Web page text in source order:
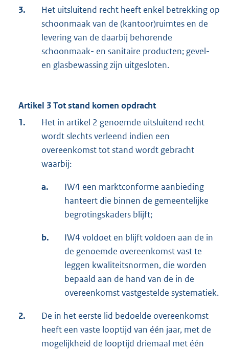
3.
Het uitsluitend recht heeft enkel betrekking op
schoonmaak van de (kantoor)ruimtes en de
levering van de daarbij behorende
schoonmaak- en sanitaire producten; gevel-
en glasbewassing zijn uitgesloten.
Artikel 3 Tot stand komen opdracht
1.
Het in artikel 2 genoemde uitsluitend recht
wordt slechts verleend indien een
overeenkomst tot stand wordt gebracht
waarbij:
a.
IW4 een marktconforme aanbieding
hanteert die binnen de gemeentelijke
begrotingskaders blijft;
b.
IW4 voldoet en blijft voldoen aan de in
de genoemde overeenkomst vast te
leggen kwaliteitsnormen, die worden
bepaald aan de hand van de in de
overeenkomst vastgestelde systematiek.
2.
De in het eerste lid bedoelde overeenkomst
heeft een vaste looptijd van één jaar, met de
mogelijkheid de looptijd driemaal met één